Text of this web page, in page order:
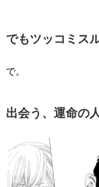
でもツッコミス
で。
出会う、運命の人